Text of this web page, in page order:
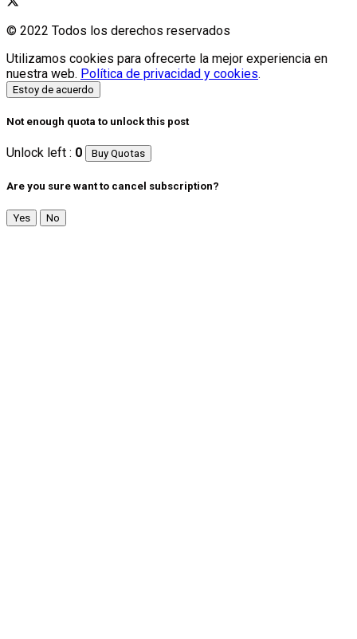
© 2022 Todos los derechos reservados
Utilizamos cookies para ofrecerte la mejor experiencia en
nuestra web. Política de privacidad y cookies.
Estoy de acuerdo
Not enough quota to unlock this post
Unlock left : 0 Buy Quotas
Are you sure want to cancel subscription?
Yes No